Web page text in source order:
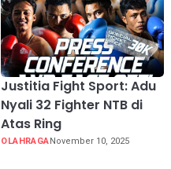
Justitia Fight Sport: Adu
Nyali 32 Fighter NTB di
Atas Ring
OLAHRAGANovember 10, 2025